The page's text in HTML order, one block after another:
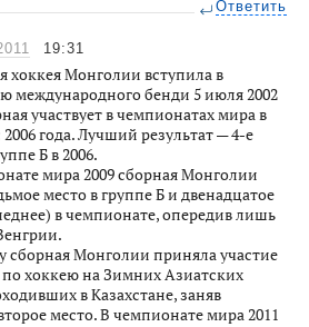
Ответить
19:31
хоккея Монголии вступила в
международного бенди 5 июля 2002
участвует в чемпионатах мира в
2006 года. Лучший результат — 4-е
Б в 2006.
мира 2009 сборная Монголии
место в группе Б и двенадцатое
в чемпионате, опередив лишь
сборная Монголии приняла участие
по хоккею на Зимних Азиатских
в Казахстане, заняв
место. В чемпионате мира 2011